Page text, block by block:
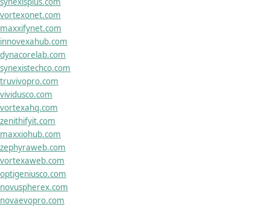
vortexonet.com
maxxifynet.com
innovexahub.com
dynacorelab.com
synexistechco.com
truvivopro.com
vividusco.com
vortexahq.com
zenithifyit.com
maxxiohub.com
zephyraweb.com
vortexaweb.com
optigeniusco.com
novuspherex.com
novaevopro.com